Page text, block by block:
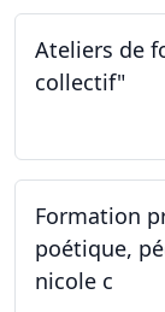
Ateliers de
collectif"
Formation
poétique,
nicole c